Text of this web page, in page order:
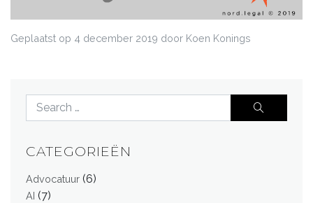
Geplaatst op 4 december 2019 door Koen Konings
CATEGORIEËN
Advocatuur (6)
AI (7)